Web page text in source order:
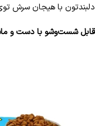
دلبندتون با هیجان سرش
قابل شست‌وشو با دست و